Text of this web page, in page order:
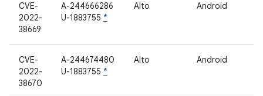
CVE-
2022-
38669
A-244666286
U-1883755 *
Alto Android
CVE-
2022-
38670
A-244674480
U-1883755 *
Alto Android